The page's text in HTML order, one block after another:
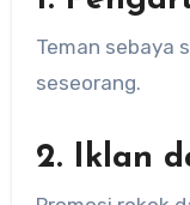
Teman sebaya
seseorang.
2. Iklan